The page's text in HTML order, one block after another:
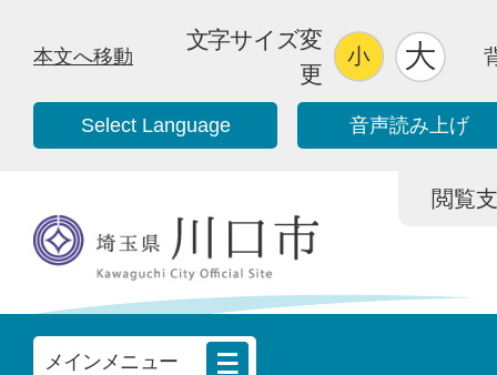
本文へ移動
文字サイズ変
更
Select Language 音声読み上げ
閲覧
メインメニュー